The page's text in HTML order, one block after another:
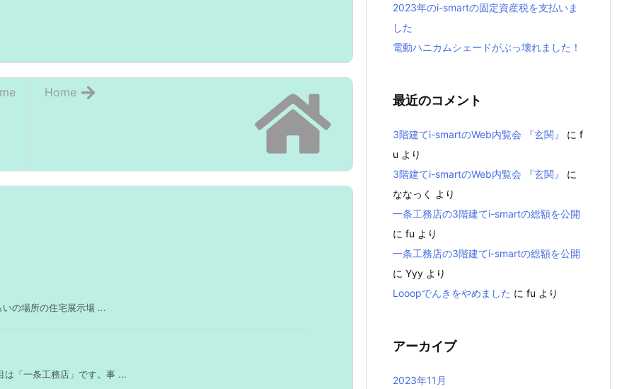
Home
の場所の住宅展示場 ...
は「一条工務店」です。事 ...
2023年のi-smartの固定資産税を支払いま
した
電動ハニカムシェードがぶっ壊れました！
最近のコメント
3階建てi-smartのWeb内覧会 『玄関』 に f
u より
3階建てi-smartのWeb内覧会 『玄関』
に
ななっく
より
一条工務店の3階建てi-smartの総額を公開
に fu より
一条工務店の3階建てi-smartの総額を公開
に Yyy より
Looopでんきをやめました に fu より
アーカイブ
2023年11月